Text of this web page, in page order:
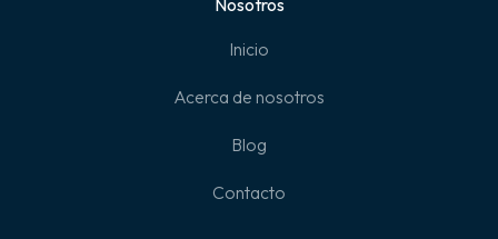
Nosotros
Inicio
Acerca de nosotros
Blog
Contacto